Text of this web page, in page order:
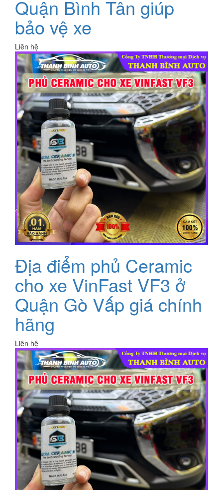
Quận Bình Tân giúp
bảo vệ xe
Liên hệ
Địa điểm phủ Ceramic
cho xe VinFast VF3 ở
Quận Gò Vấp giá chính
hãng
Liên hệ